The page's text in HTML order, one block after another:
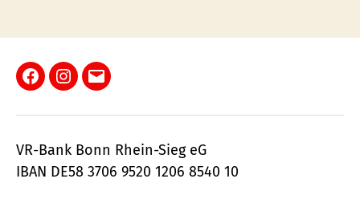
Facebook
Instagram
E-
VR-Bank Bonn Rhein-Sieg eG
IBAN DE58 3706 9520 1206 8540 10